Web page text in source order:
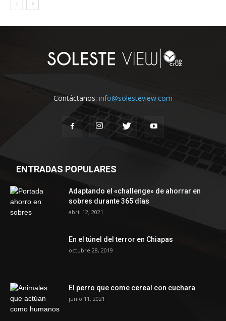
Contáctanos: info@solesteview.com
ENTRADAS POPULARES
Adaptando el «challenge» de ahorrar en
sobres durante 365 días
abril 12, 2021
En el túnel del terror en Chiapas
octubre 28, 2019
El perro que come cereal con cuchara
junio 11, 2021